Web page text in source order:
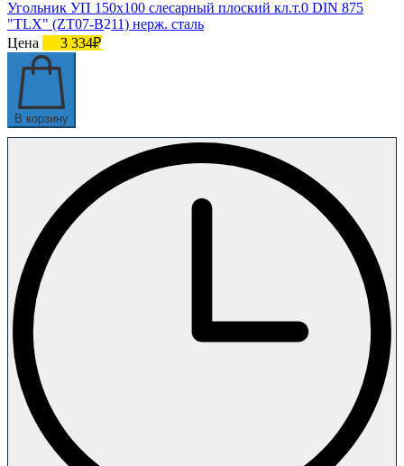
Угольник УП 150х100 слесарный плоский кл.т.0 DIN 875
"TLX" (ZT07-B211) нерж. сталь
Цена
3 334₽
В корзину